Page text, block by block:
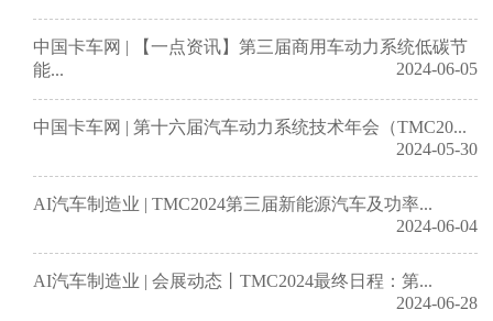
中国卡车网 | 【一点资讯】第三届商用车动力系统低碳节
能...
2024-06-05
中国卡车网 | 第十六届汽车动力系统技术年会（TMC20...
2024-05-30
AI汽车制造业 | TMC2024第三届新能源汽车及功率...
2024-06-04
AI汽车制造业 | 会展动态丨TMC2024最终日程：第...
2024-06-28